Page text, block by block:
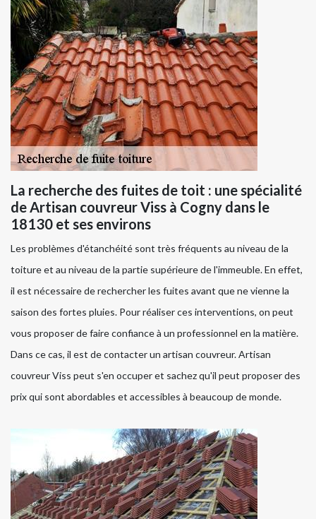
La recherche des fuites de toit : une spécialité
de Artisan couvreur Viss à Cogny dans le
18130 et ses environs
Les problèmes d'étanchéité sont très fréquents au niveau de la
toiture et au niveau de la partie supérieure de l'immeuble. En effet,
il est nécessaire de rechercher les fuites avant que ne vienne la
saison des fortes pluies. Pour réaliser ces interventions, on peut
vous proposer de faire confiance à un professionnel en la matière.
Dans ce cas, il est de contacter un artisan couvreur. Artisan
couvreur Viss peut s'en occuper et sachez qu'il peut proposer des
prix qui sont abordables et accessibles à beaucoup de monde.